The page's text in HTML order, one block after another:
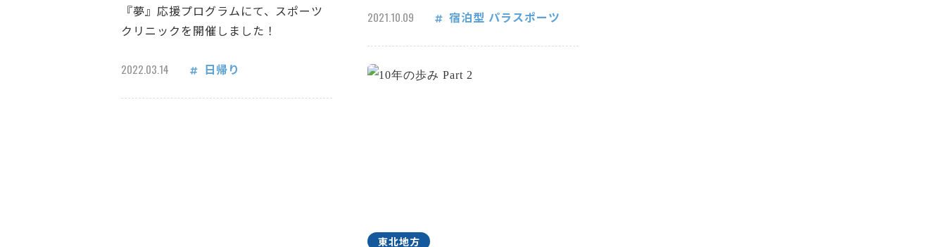
『夢』応援プログラムにて、スポーツ
クリニックを開催しました！
2022.03.14 日帰り
2021.10.09 宿泊型 パラスポーツ
東北地方